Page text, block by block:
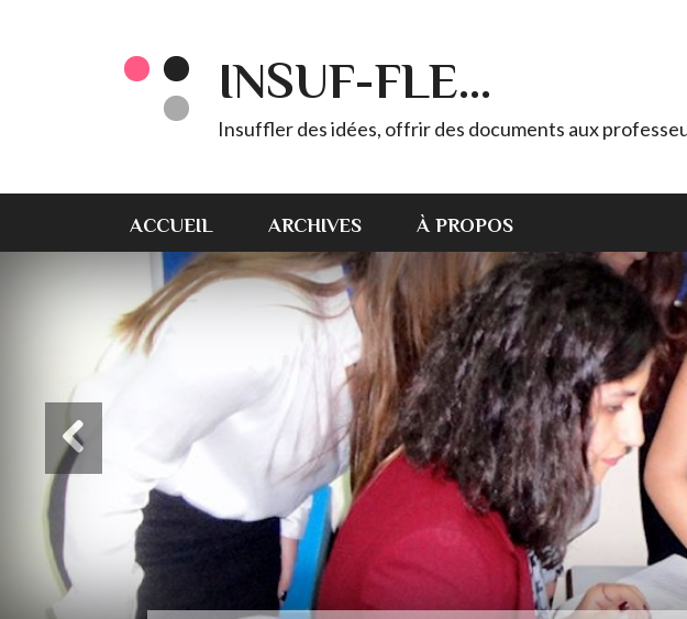
INSUF-FLE...
Insuffler des idées, offrir des documents aux
ACCUEIL ARCHIVES À PROPOS